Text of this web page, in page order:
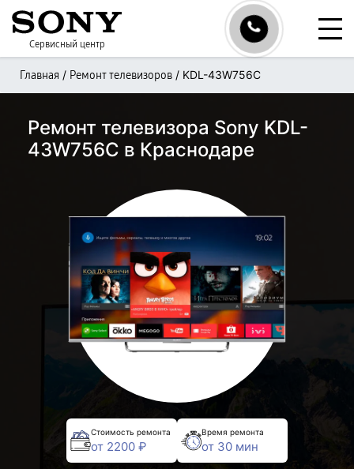
Сервисный центр
Главная / Ремонт телевизоров / KDL-43W756C
Ремонт телевизора Sony KDL-
43W756C в Краснодаре
Стоимость ремонта
от 2200 ₽
Время ремонта
от 30 мин